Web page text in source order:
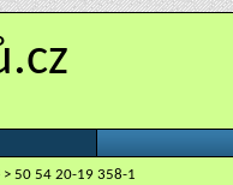
> 50 54 20-19 358-1